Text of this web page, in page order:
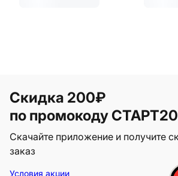
Скидка 200₽
по промокоду
Скачайте приложение и получите
заказ
Условия акции